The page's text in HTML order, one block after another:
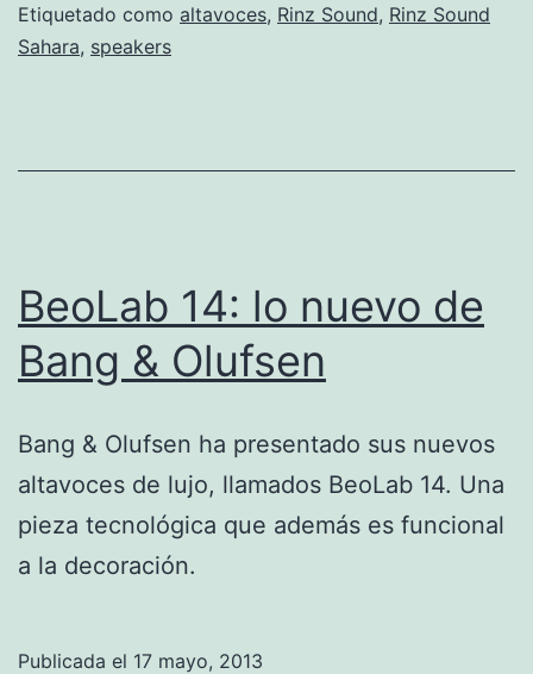
Etiquetado como altavoces, Rinz Sound, Rinz Sound
Sahara, speakers
BeoLab 14: lo nuevo de
Bang & Olufsen
Bang & Olufsen ha presentado sus nuevos
altavoces de lujo, llamados BeoLab 14. Una
pieza tecnológica que además es funcional
a la decoración.
Publicada el 17 mayo, 2013